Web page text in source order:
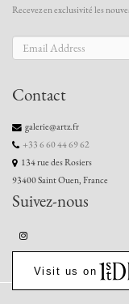
Recevez en exclusivité les
Contact
galerie@artz.fr
+33 6 60 44 69 62
134 rue des Rosiers
93400 Saint Ouen, France
Suivez-nous
Visit us on